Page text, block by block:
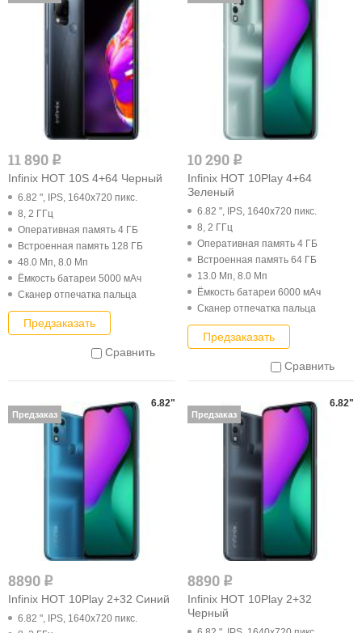
11 890 q
Infinix HOT 10S 4+64 Черный
6.82 ", IPS, 1640x720 пикс.
8, 2 ГГц
Оперативная память 4 ГБ
Встроенная память 128 ГБ
48.0 Мп, 8.0 Мп
Ёмкость батареи 5000 мАч
Cканер отпечатка пальца
Предзаказать
Сравнить
10 290 q
Infinix HOT 10Play 4+64
Зеленый
6.82 ", IPS, 1640x720 пикс.
8, 2 ГГц
Оперативная память 4 ГБ
Встроенная память 64 ГБ
13.0 Мп, 8.0 Мп
Ёмкость батареи 6000 мАч
Cканер отпечатка пальца
Предзаказать
Сравнить
8890 q
Infinix HOT 10Play 2+32 Синий
6.82 ", IPS, 1640x720 пикс.
6.82"
Предзаказ
8890 q
Infinix HOT 10Play 2+32
Черный
6.82"
Предзаказ